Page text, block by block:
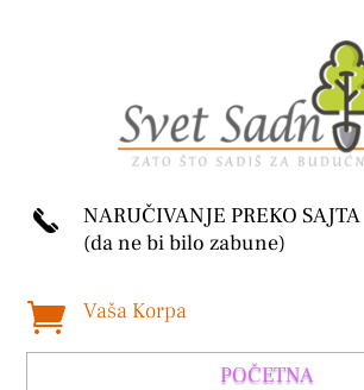
NARUČIVANJE PREKO SAJTA
(da ne bi bilo zabune)
 Vaša Korpa
POČETNA